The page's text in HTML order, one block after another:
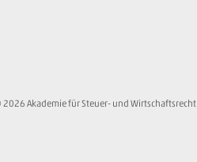
2026 Akademie für Steuer- und Wirtschaftsrecht |